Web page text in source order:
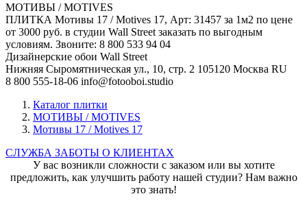
МОТИВЫ / MOTIVES
ПЛИТКА Мотивы 17 / Motives 17, Арт: 31457 за 1м2 по цене
от 3000 руб. в студии Wall Street заказать по выгодным
условиям. Звоните: 8 800 533 94 04
Дизайнерские обои Wall Street
Нижняя Сыромятническая ул., 10, стр. 2 105120 Москва RU
8 800 555-18-06 info@fotooboi.studio
Каталог плитки
МОТИВЫ / MOTIVES
Мотивы 17 / Motives 17
СЛУЖБА ЗАБОТЫ О КЛИЕНТАХ
У вас возникли сложности с заказом или вы хотите
предложить, как улучшить работу нашей студии? Нам важно
это знать!